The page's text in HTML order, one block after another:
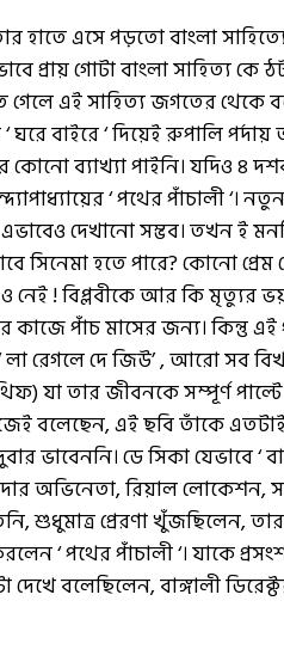
হাতে এসে পড়তো বাংলা
প্রায় গোটা বাংলা সাহিত্য
গেলে এই সাহিত্য জগতের থেকে
ঘরে বাইরে ‘ দিয়েই রুপালি
ব্যাখ্যা পাইনি। যদিও ৪
‘ পথের পাঁচালী ‘।
দেখানো সম্ভব। তখন ই
সিনেমা হতে পারে? কোনো
ও নেই ! বিপ্লবীকে আর কি
কাজে পাঁচ মাসের জন্য। কিন্তু
লা রেগলে দে জিউ’ , আরো সব
যা তার জীবনকে সম্পূর্ণ
বলেছেন, এই ছবি তাঁকে
ভাবেননি। ডে সিকা যেভাবে
অভিনেতা, রিয়াল
শুধুমাত্র প্রেরণা খুঁজছিলেন,
‘ পথের পাঁচালী ‘। যাকে
বলেছিলেন, বাঙ্গালী